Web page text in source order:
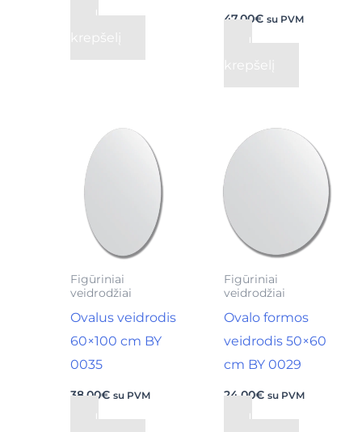
Į
krepšelį
47,00€ su PVM
Į
krepšelį
Figūriniai
veidrodžiai
Ovalus veidrodis
60×100 cm BY
0035
38,00€ su PVM
Į
Figūriniai
veidrodžiai
Ovalo formos
veidrodis 50×60
cm BY 0029
24,00€ su PVM
Į